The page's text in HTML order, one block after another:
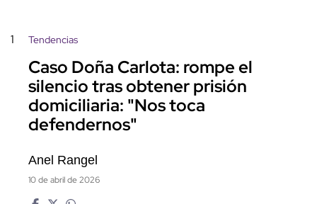
1 Tendencias
Caso Doña Carlota: rompe el
silencio tras obtener prisión
domiciliaria: "Nos toca
defendernos"
Anel Rangel
10 de abril de 2026